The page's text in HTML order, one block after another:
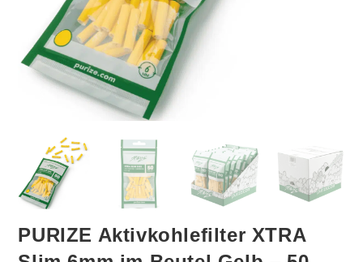
PURIZE Aktivkohlefilter XTRA